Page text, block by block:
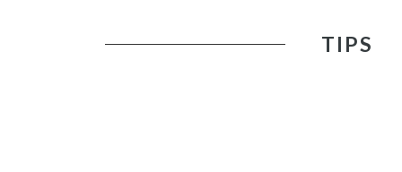
TIPS